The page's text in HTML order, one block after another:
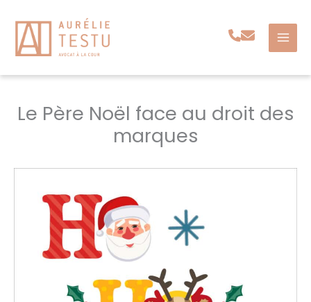
contenu
Le Père Noël face au droit des
marques